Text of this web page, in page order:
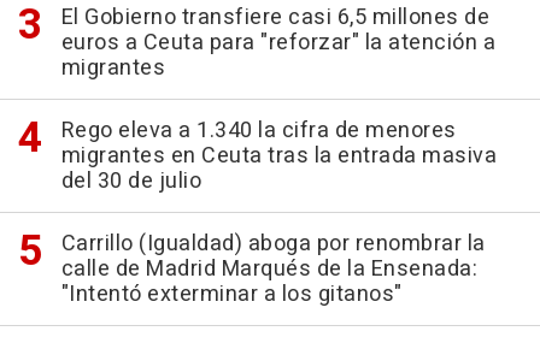
El Gobierno transfiere casi 6,5 millones de
euros a Ceuta para "reforzar" la atención a
migrantes
Rego eleva a 1.340 la cifra de menores
migrantes en Ceuta tras la entrada masiva
del 30 de julio
Carrillo (Igualdad) aboga por renombrar la
calle de Madrid Marqués de la Ensenada:
"Intentó exterminar a los gitanos"